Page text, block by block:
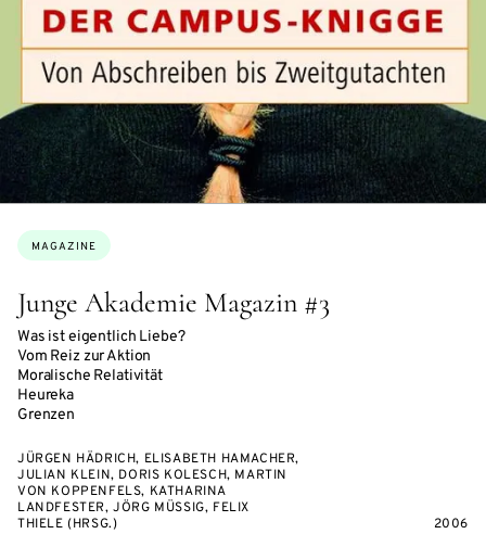
Junge Akademie Magazin #3
Was ist eigentlich Liebe?
Vom Reiz zur Aktion
Moralische Relativität
Heureka
Grenzen
Topics:
MAGAZINE
JÜRGEN HÄDRICH, ELISABETH HAMACHER,
JULIAN KLEIN, DORIS KOLESCH, MARTIN
VON KOPPENFELS, KATHARINA
LANDFESTER, JÖRG MÜSSIG, FELIX
THIELE (HRSG.)
2006